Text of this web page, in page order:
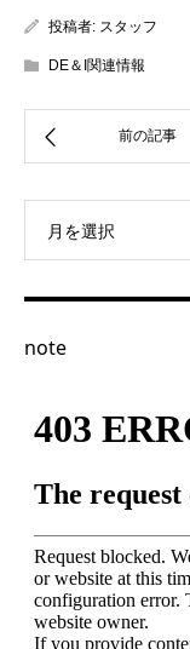
投稿者: スタッフ
DE＆I関連情報
月を選択
note